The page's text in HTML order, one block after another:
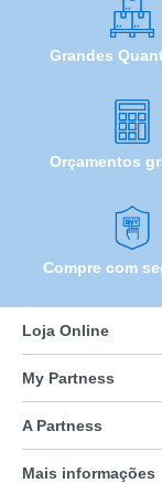
Grandes
Orçamentos
Compre com
Loja Online
My Partness
A Partness
Mais informações